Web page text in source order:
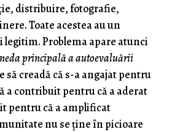
distribuire, fotografie,
Toate acestea au un
Problema apare atunci
principală a autoevaluării
să creadă că s-a angajat pentru
a contribuit pentru că a aderat
pentru că a amplificat
nu se ține în picioare